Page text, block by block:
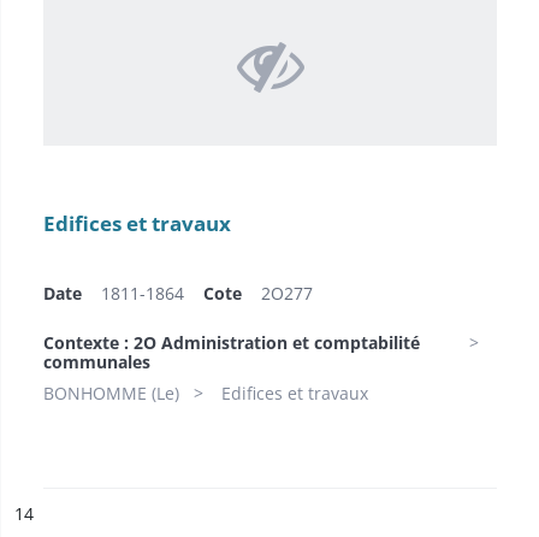
Edifices et travaux
Date 1811-1864 Cote 2O277
Contexte : 2O Administration et comptabilité
communales
BONHOMME (Le)
Edifices et travaux
n°
14